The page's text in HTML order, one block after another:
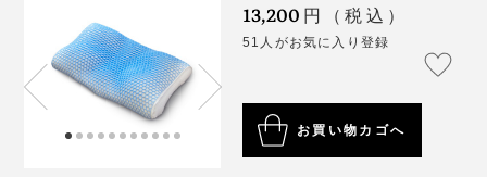
13,200 円（税込）
51人がお気に入り登録
お買い物カゴへ